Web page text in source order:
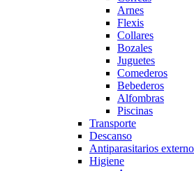
Arnes
Flexis
Collares
Bozales
Juguetes
Comederos
Bebederos
Alfombras
Piscinas
Transporte
Descanso
Antiparasitarios
Higiene